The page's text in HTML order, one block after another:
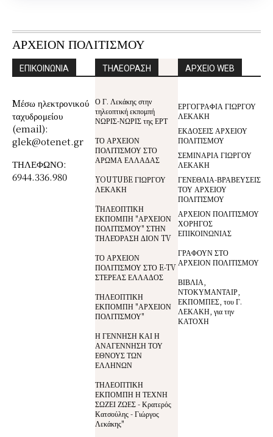
ΑΡΧΕΙΟΝ ΠΟΛΙΤΙΣΜΟΥ
ΕΠΙΚΟΙΝΩΝΙΑ
Mέσω ηλεκτρονικού
ταχυδρομείου
(email):
glek@otenet.gr
ΤΗΛΕΦΩΝΟ:
6944.336.980
ΤΗΛΕΟΡΑΣΗ
Ο Γ. Λεκάκης στην
τηλεοπτική εκπομπή
ΝΩΡΙΣ-ΝΩΡΙΣ της ΕΡΤ
ΤΟ ΑΡΧΕΙΟΝ
ΠΟΛΙΤΙΣΜΟΥ ΣΤΟ
ΑΡΩΜΑ ΕΛΛΑΔΑΣ
YOUTUBE ΓΙΩΡΓΟΥ
ΛΕΚΑΚΗ
TΗΛΕΟΠΤΙΚΗ
ΕΚΠΟΜΠΗ "ΑΡΧΕΙΟΝ
ΠΟΛΙΤΙΣΜΟΥ" ΣΤΗΝ
ΤΗΛΕΌΡΑΣΗ ΔΙΟΝ TV
ΤΟ ΑΡΧΕΙΟΝ
ΠΟΛΙΤΙΣΜΟΥ ΣΤΟ E-TV
ΣΤΕΡΕΑΣ ΕΛΛΑΔΟΣ
ΤΗΛΕΟΠΤΙΚΗ
ΕΚΠΟΜΠΗ "ΑΡΧΕΙΟΝ
ΠΟΛΙΤΙΣΜΟΥ"
Η ΓΕΝΝΗΣΗ ΚΑΙ Η
ΑΝΑΓΕΝΝΗΣΗ ΤΟΥ
ΕΘΝΟΥΣ ΤΩΝ
ΕΛΛΗΝΩΝ
ΤΗΛΕΟΠΤΙΚΗ
ΕΚΠΟΜΠΗ Η ΤΕΧΝΗ
ΣΩΖΕΙ ΖΩΕΣ - Κρατερός
Κατσούλης - Γιώργος
Λεκάκης"
ΑΡΧΕΙΟ WEB
ΕΡΓΟΓΡΑΦΙΑ ΓΙΩΡΓΟΥ
ΛΕΚΑΚΗ
ΕΚΔΟΣΕΙΣ ΑΡΧΕΙΟΥ
ΠΟΛΙΤΙΣΜΟΥ
ΣΕΜΙΝΑΡΙΑ ΓΙΩΡΓΟΥ
ΛΕΚΑΚΗ
ΓΕΝΕΘΛΙΑ-ΒΡΑΒΕΥΣΕΙΣ
ΤΟΥ ΑΡΧΕΙΟΥ
ΠΟΛΙΤΙΣΜΟΥ
ΑΡΧΕΙΟΝ ΠΟΛΙΤΙΣΜΟΥ
ΧΟΡΗΓΟΣ
ΕΠΙΚΟΙΝΩΝΙΑΣ
ΓΡΑΦΟΥΝ ΣΤΟ
ΑΡΧΕΙΟΝ ΠΟΛΙΤΙΣΜΟΥ
ΒΙΒΛΙΑ,
ΝΤΟΚΥΜΑΝΤΑΙΡ,
ΕΚΠΟΜΠΕΣ, του Γ.
ΛΕΚΑΚΗ, για την
ΚΑΤΟΧΗ